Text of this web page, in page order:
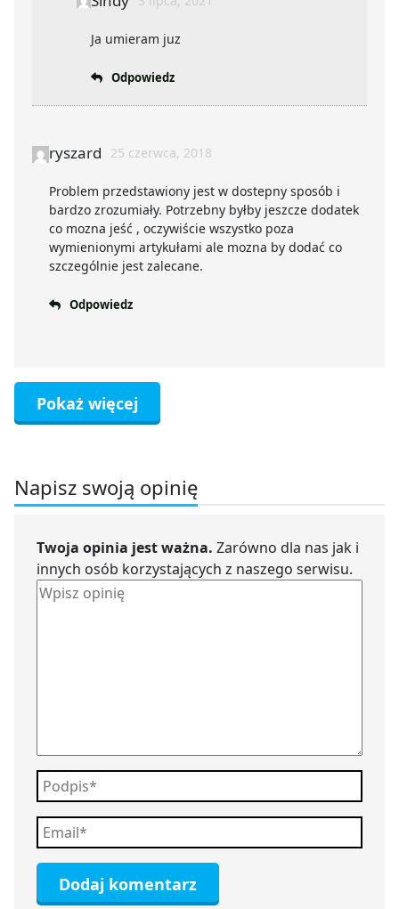
Ja umieram juz
Odpowiedz
ryszard 25 czerwca, 2018
Problem przedstawiony jest w dostepny sposób i
bardzo zrozumiały. Potrzebny byłby jeszcze dodatek
co mozna jeść , oczywiście wszystko poza
wymienionymi artykułami ale mozna by dodać co
szczególnie jest zalecane.
Odpowiedz
Pokaż więcej
Napisz swoją opinię
Twoja opinia jest ważna. Zarówno dla nas jak i
innych osób korzystających z naszego serwisu.